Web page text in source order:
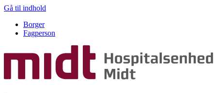
Gå til indhold
Borger
Fagperson